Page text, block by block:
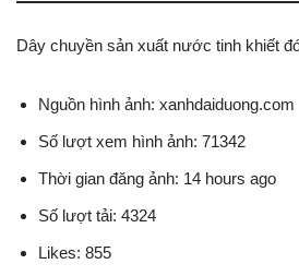
Dây chuyền sản xuất nước tinh khiết
Nguồn hình ảnh: xanhdaiduong.com
Số lượt xem hình ảnh: 71342
Thời gian đăng ảnh: 14 hours ago
Số lượt tải: 4324
Likes: 855